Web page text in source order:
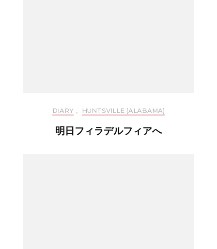
DIARY , HUNTSVILLE (ALABAMA)
明日フィラデルフィアへ